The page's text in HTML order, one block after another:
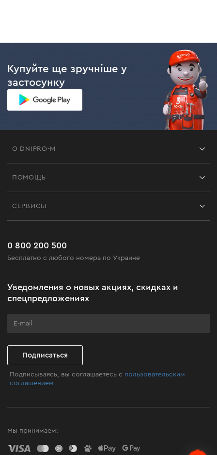
Купуйте ще зручніше у
застосунку
О DNIPRO-M
Черная пятница
Клуб мастерства
ПОМОЩЬ
Часто задаваемые вопросы
СЕРВИСЫ
0 800 200 500
Бесплатно с любого номера по Украине
Уведомления о новых акциях, скидках и
спецпредложениях
Подписаться
Подписываясь, вы соглашаетесь с пользовательским
соглашением
Мы принимаем: